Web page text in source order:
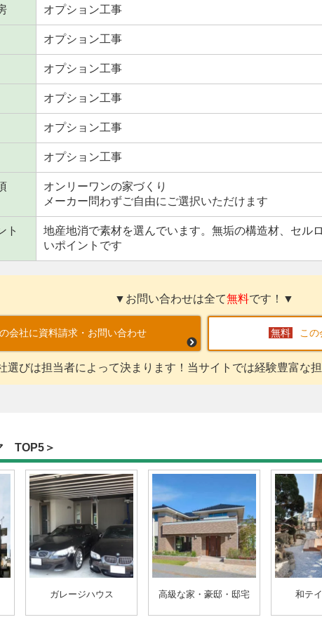
オプション工事
オプション工事
オプション工事
オプション工事
オプション工事
オプション工事
オンリーワンの家づくり
メーカー問わずご自由にご選択いただけます
ト
地産地消で素材を選んでいます。無垢の構造材、セル
いポイントです
▼お問い合わせは全て無料です！▼
会社に資料請求・お問い合わせ こ
選びは担当者によって決まります！当サイトでは経験豊富な担
TOP5＞
ガレージハウス 高級な家・豪邸・邸宅 和テ